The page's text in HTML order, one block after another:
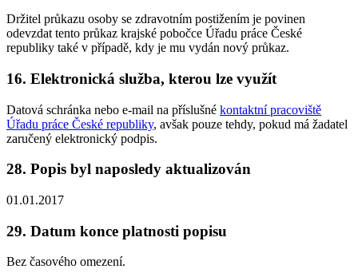
Držitel průkazu osoby se zdravotním postižením je povinen
odevzdat tento průkaz krajské pobočce Úřadu práce České
republiky také v případě, kdy je mu vydán nový průkaz.
16. Elektronická služba, kterou lze využít
Datová schránka nebo e-mail na příslušné kontaktní pracoviště
Úřadu práce České republiky, avšak pouze tehdy, pokud má žadatel
zaručený elektronický podpis.
28. Popis byl naposledy aktualizován
01.01.2017
29. Datum konce platnosti popisu
Bez časového omezení.